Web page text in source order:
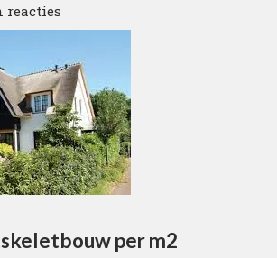
reacties
per m2